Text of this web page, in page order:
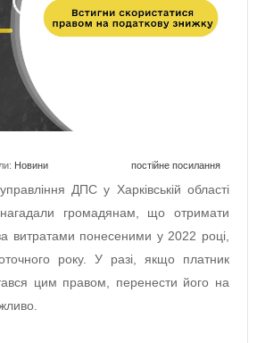
Новини постійне посилання
ДПС у Харківській області
громадянам, що отримати
витратами понесеними у 2022 році,
року. У разі, якщо платник
цим правом, перенести його на